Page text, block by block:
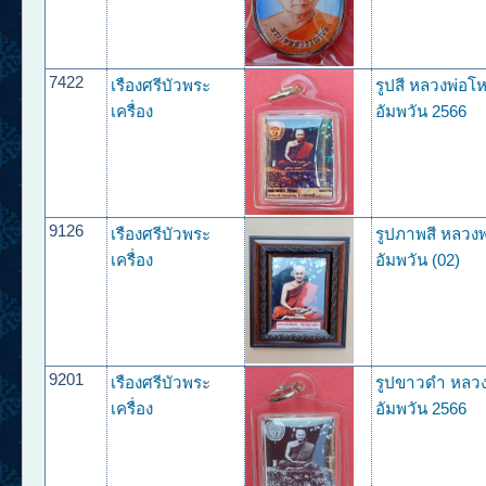
7422
เรืองศรีบัวพระ
เครื่อง
รูปสี หลวงพ่อโ
อัมพวัน 2566
9126
เรืองศรีบัวพระ
เครื่อง
รูปภาพสี หลวง
อัมพวัน (02)
9201
เรืองศรีบัวพระ
เครื่อง
รูปขาวดำ หลว
อัมพวัน 2566